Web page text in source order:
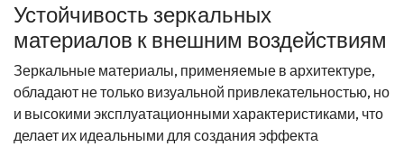
Устойчивость зеркальных
материалов к внешним воздействиям
Зеркальные материалы, применяемые в архитектуре,
обладают не только визуальной привлекательностью, но
и высокими эксплуатационными характеристиками, что
делает их идеальными для создания эффекта